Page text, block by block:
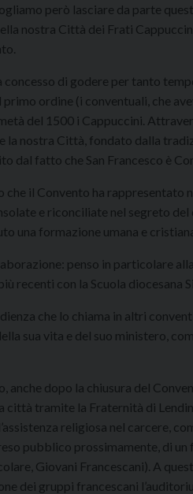
però lasciare da parte
nostra Città dei Frati
di godere per tanto
ordine (i conventuali, che
del 1500 i Cappuccini.
la nostra Città, fondato dalla
dal fatto che San Francesco è
il Convento ha rappresentato
e riconciliate nel segreto
una formazione umana e
penso in particolare
recenti con la Scuola diocesana
che lo chiama in altri
sua vita e del suo ministero,
anche dopo la chiusura del
città tramite la Fraternità di
religiosa nel carcere,
pubblico prossimamente, di
Giovani Francescani). A
dei gruppi francescani